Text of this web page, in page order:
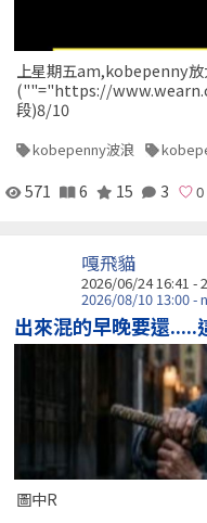
上星期五am,kobepenny
(""="https://
段)8/10
kobepenny波浪
571 6 15 3
嘎飛貓
2026/06/24 16:41 -
2026/08/10 13:00 -
出來混的早晚要還.....
圖中R